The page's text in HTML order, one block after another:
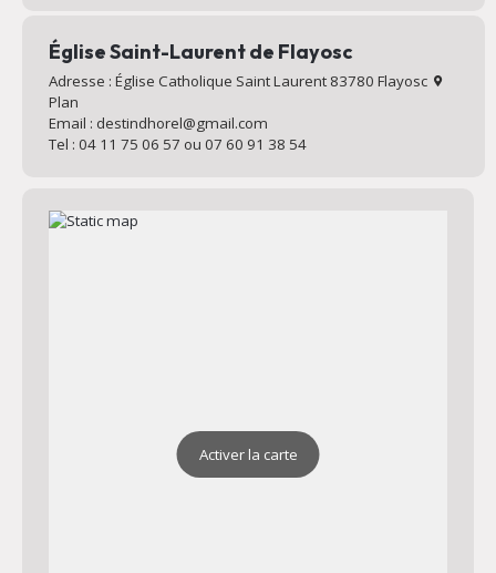
Église Saint-Laurent de Flayosc
Adresse : Église Catholique Saint Laurent 83780 Flayosc
Plan
Email : destindhorel@gmail.com
Tel : 04 11 75 06 57 ou 07 60 91 38 54
Activer la carte